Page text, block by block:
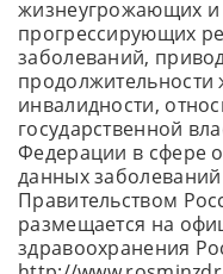
жизнеугрожающих и
прогрессирующих
заболеваний,
инвалидности,
государственной
Федерации в сфере
данных заболеваний
Правительством
размещается на
здравоохранения